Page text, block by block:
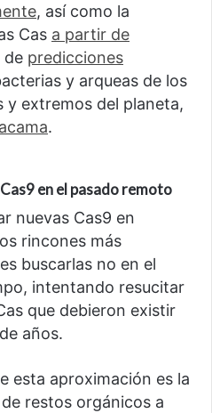
, así como la
Cas a partir de
de predicciones
y arqueas de los
y extremos del planeta,
.
en el pasado remoto
nuevas Cas9 en
rincones más
buscarlas no en el
intentando resucitar
que debieron existir
años.
esta aproximación es la
restos orgánicos a